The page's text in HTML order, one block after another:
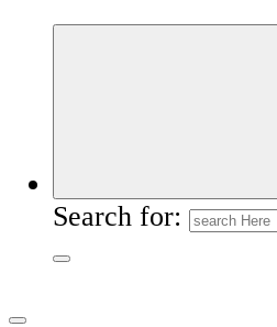
Search for: